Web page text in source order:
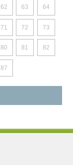
62 63 64
71 72 73
80 81 82
87